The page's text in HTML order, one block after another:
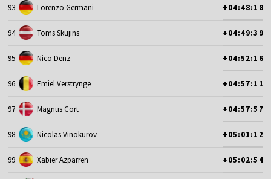
93 Lorenzo Germani +04:48:18
94 Toms Skujins +04:49:39
95 Nico Denz +04:52:16
96 Emiel Verstrynge +04:57:11
97 Magnus Cort +04:57:57
98 Nicolas Vinokurov +05:01:12
99 Xabier Azparren +05:02:54